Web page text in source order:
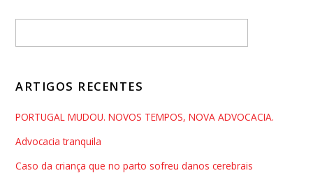
ARTIGOS RECENTES
PORTUGAL MUDOU. NOVOS TEMPOS, NOVA ADVOCACIA.
Advocacia tranquila
Caso da criança que no parto sofreu danos cerebrais